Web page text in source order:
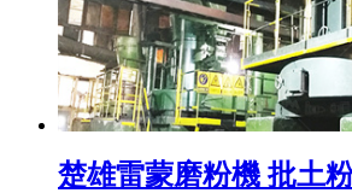
楚雄雷蒙磨粉機 批土